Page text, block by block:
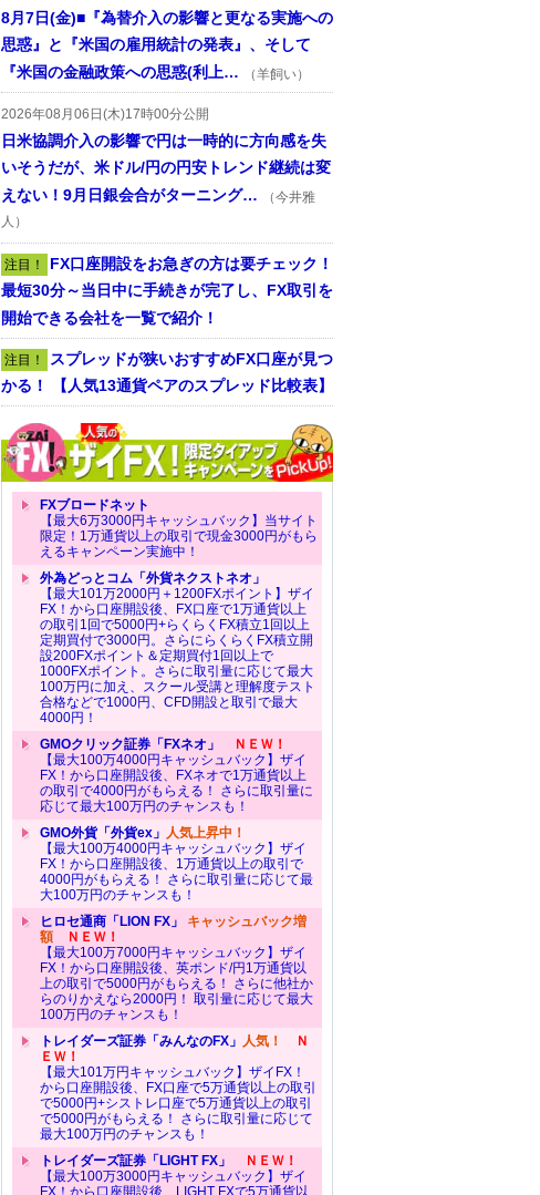
8月7日(金)■『為替介入の影響と更なる実施への
思惑』と『米国の雇用統計の発表』、そして
『米国の金融政策への思惑(利上…
（羊飼い）
2026年08月06日(木)17時00分公開
日米協調介入の影響で円は一時的に方向感を失
いそうだが、米ドル/円の円安トレンド継続は変
えない！9月日銀会合がターニング…
（今井雅
人）
注目！ FX口座開設をお急ぎの方は要チェック！
最短30分～当日中に手続きが完了し、FX取引を
開始できる会社を一覧で紹介！
注目！ スプレッドが狭いおすすめFX口座が見つ
かる！ 【人気13通貨ペアのスプレッド比較表】
FXブロードネット
【最大6万3000円キャッシュバック】当サイト
限定！1万通貨以上の取引で現金3000円がもら
えるキャンペーン実施中！
外為どっとコム「外貨ネクストネオ」
【最大101万2000円＋1200FXポイント】ザイ
FX！から口座開設後、FX口座で1万通貨以上
の取引1回で5000円+らくらくFX積立1回以上
定期買付で3000円。さらにらくらくFX積立開
設200FXポイント＆定期買付1回以上で
1000FXポイント。さらに取引量に応じて最大
100万円に加え、スクール受講と理解度テスト
合格などで1000円、CFD開設と取引で最大
4000円！
GMOクリック証券「FXネオ」
ＮＥＷ！
【最大100万4000円キャッシュバック】ザイ
FX！から口座開設後、FXネオで1万通貨以上
の取引で4000円がもらえる！ さらに取引量に
応じて最大100万円のチャンスも！
GMO外貨「外貨ex」 人気上昇中！
【最大100万4000円キャッシュバック】ザイ
FX！から口座開設後、1万通貨以上の取引で
4000円がもらえる！ さらに取引量に応じて最
大100万円のチャンスも！
ヒロセ通商「LION FX」 キャッシュバック増
額ＮＥＷ！
【最大100万7000円キャッシュバック】ザイ
FX！から口座開設後、英ポンド/円1万通貨以
上の取引で5000円がもらえる！ さらに他社か
らのりかえなら2000円！ 取引量に応じて最大
100万円のチャンスも！
トレイダーズ証券「みんなのFX」 人気！
Ｎ
ＥＷ！
【最大101万円キャッシュバック】ザイFX！
から口座開設後、FX口座で5万通貨以上の取引
で5000円+シストレ口座で5万通貨以上の取引
で5000円がもらえる！ さらに取引量に応じて
最大100万円のチャンスも！
トレイダーズ証券「LIGHT FX」
ＮＥＷ！
【最大100万3000円キャッシュバック】ザイ
FX！から口座開設後、LIGHT FXで5万通貨以